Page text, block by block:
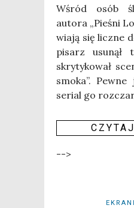
Wśród osób
auto­ra „Pie­śni
wia­ją się licz­ne
pisarz usu­nął
skry­ty­ko­wał
smo­ka”.
serial go
-->